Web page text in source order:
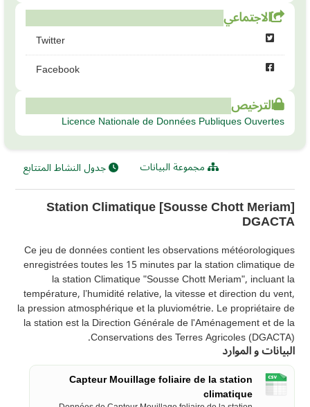
الاجتماعي
Twitter
Facebook
الترخيص
Licence Nationale de Données Publiques Ouvertes
مجموعة البيانات جدول النشاط المتتابع
Station Climatique [Sousse Chott Meriam]
DGACTA
Ce jeu de données contient les observations météorologiques
enregistrées toutes les 15 minutes par la station climatique de
la station Climatique "Sousse Chott Meriam", incluant la
température, l’humidité relative, la vitesse et direction du vent,
la pression atmosphérique et la pluviométrie. Le propriétaire de
la station est la Direction Générale de l'Aménagement et de la
Conservations des Terres Agricoles (DGACTA).
البيانات و الموارد
Capteur Mouillage foliaire de la station
climatique